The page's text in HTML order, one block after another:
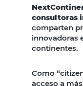
consultoras
comparten
innovadoras
continentes.
Como
acceso a